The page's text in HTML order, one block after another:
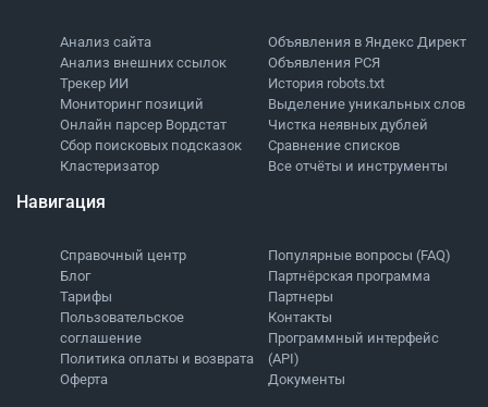
Анализ сайта
Анализ внешних ссылок
Трекер ИИ
Мониторинг позиций
Онлайн парсер Вордстат
Сбор поисковых подсказок
Кластеризатор
Объявления в Яндекс Директ
Объявления РСЯ
История robots.txt
Выделение уникальных слов
Чистка неявных дублей
Сравнение списков
Все отчёты и инструменты
Навигация
Справочный центр
Блог
Тарифы
Пользовательское
соглашение
Политика оплаты и возврата
Оферта
Популярные вопросы (FAQ)
Партнёрская программа
Партнеры
Контакты
Программный интерфейс
(API)
Документы